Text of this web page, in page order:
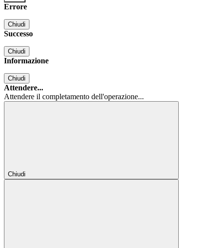
Errore
Chiudi
Successo
Chiudi
Informazione
Chiudi
Attendere...
Attendere il completamento dell'operazione...
Chiudi